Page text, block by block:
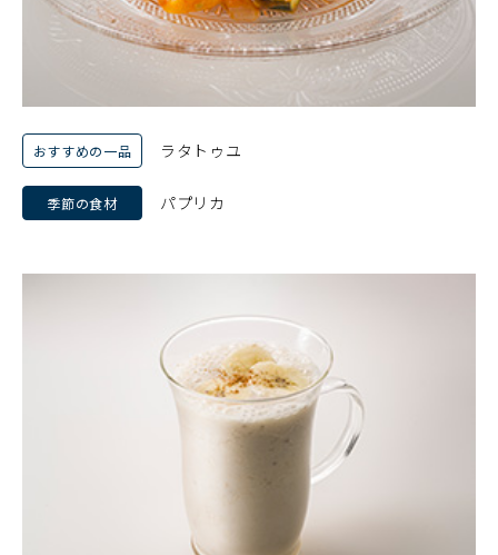
おすすめの一品 ラタトゥユ
季節の食材 パプリカ